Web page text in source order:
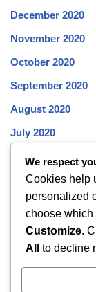
December 2020
November 2020
October 2020
September 2020
August 2020
July 2020
June 2020
May 2020
April 2020
March 2020
February 2020
We respect
Cookies help
personalized
choose
Customize.
All
to decline